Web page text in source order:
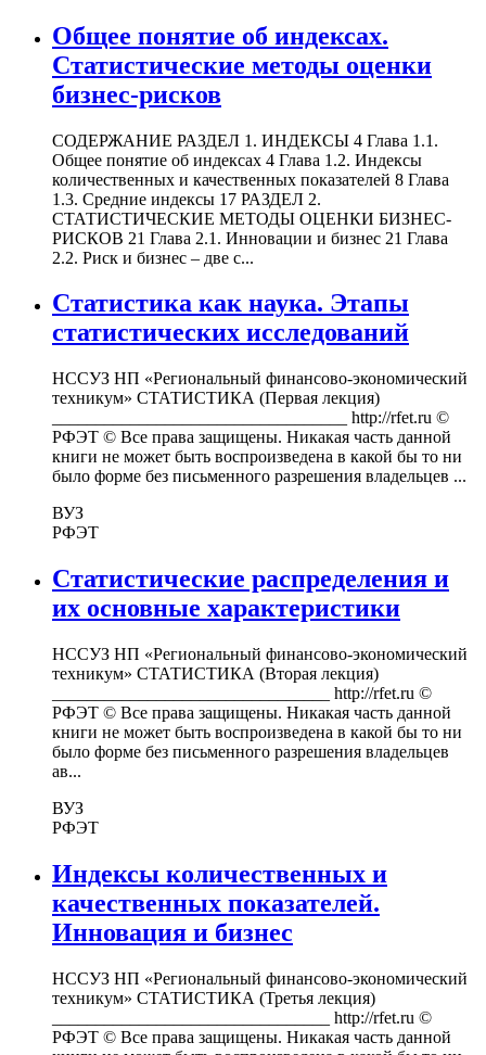
Общее понятие об индексах.
Статистические методы оценки
бизнес-рисков
СОДЕРЖАНИЕ РАЗДЕЛ 1. ИНДЕКСЫ 4 Глава 1.1.
Общее понятие об индексах 4 Глава 1.2. Индексы
количественных и качественных показателей 8 Глава
1.3. Средние индексы 17 РАЗДЕЛ 2.
СТАТИСТИЧЕСКИЕ МЕТОДЫ ОЦЕНКИ БИЗНЕС-
РИСКОВ 21 Глава 2.1. Инновации и бизнес 21 Глава
2.2. Риск и бизнес – две с...
Статистика как наука. Этапы
статистических исследований
НССУЗ НП «Региональный финансово-экономический
техникум» СТАТИСТИКА (Первая лекция)
__________________________________ http://rfet.ru ©
РФЭТ © Все права защищены. Никакая часть данной
книги не может быть воспроизведена в какой бы то ни
было форме без письменного разрешения владельцев ...
ВУЗ
РФЭТ
Статистические распределения и
их основные характеристики
НССУЗ НП «Региональный финансово-экономический
техникум» СТАТИСТИКА (Вторая лекция)
________________________________ http://rfet.ru ©
РФЭТ © Все права защищены. Никакая часть данной
книги не может быть воспроизведена в какой бы то ни
было форме без письменного разрешения владельцев
ав...
ВУЗ
РФЭТ
Индексы количественных и
качественных показателей.
Инновация и бизнес
НССУЗ НП «Региональный финансово-экономический
техникум» СТАТИСТИКА (Третья лекция)
________________________________ http://rfet.ru ©
РФЭТ © Все права защищены. Никакая часть данной